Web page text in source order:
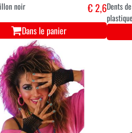
noir € 2,6
Dans le panier
Dents
plastique